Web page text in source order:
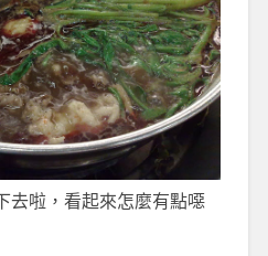
去啦，看起來怎麼有點噁